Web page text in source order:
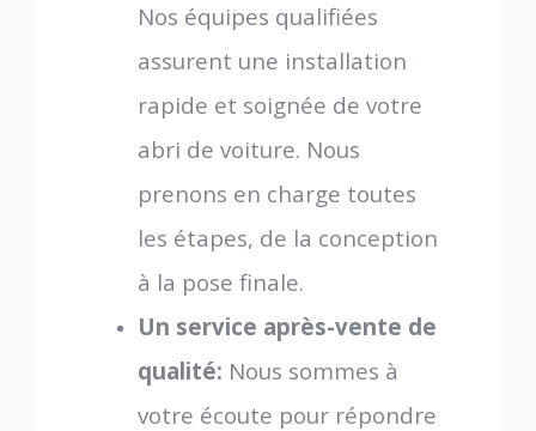
Nos équipes qualifiées
assurent une installation
rapide et soignée de votre
abri de voiture. Nous
prenons en charge toutes
les étapes, de la conception
à la pose finale.
Un service après-vente de
qualité: Nous sommes à
votre écoute pour répondre